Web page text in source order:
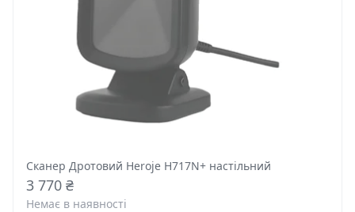
Сканер Дротовий Heroje H717N+ настільний
3 770 ₴
Немає в наявності